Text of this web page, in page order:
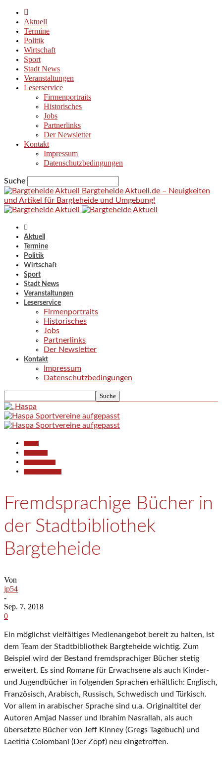
Aktuell
Termine
Politik
Wirtschaft
Sport
Stadt News
Veranstaltungen
Leserservice
Firmenportraits
Historisches
Jobs
Partnerlinks
Der Newsletter
Kontakt
Impressum
Datenschutzbedingungen
Suche
Bargteheide Aktuell.de – Neuigkeiten
und Artikel für Bargteheide und Umgebung!
Aktuell
Termine
Politik
Wirtschaft
Sport
Stadt News
Veranstaltungen
Leserservice
Firmenportraits
Historisches
Jobs
Partnerlinks
Der Newsletter
Kontakt
Impressum
Datenschutzbedingungen
Fremdsprachige Bücher in
der Stadtbibliothek
Bargteheide
Von
jp54
-
Sep. 7, 2018
0
Ein möglichst vielfältiges Medienangebot bereit zu halten, ist
dem Team der Stadtbibliothek Bargteheide wichtig. Zum
Beispiel wird der Bestand fremdsprachiger Bücher stetig
erweitert. Es sind Romane für Erwachsene als auch Kinder-
und Jugendbücher in folgenden Sprachen erhältlich: Englisch,
Französisch, Arabisch, Russisch, Schwedisch und Türkisch.
Vor allem in arabischer Sprache sind u.a. Originaltitel der
Autoren Amjad Nasser und Ibrahim Nasrallah, als auch
übersetzte Bücher von Jeff Kinney (Gregs Tagebuch) und
Laetitia Colombani (Der Zopf) neu eingetroffen.